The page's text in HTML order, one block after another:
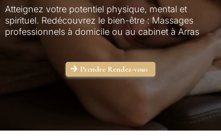
Atteignez votre potentiel physique, mental et
spirituel. Redécouvrez le bien-être : Massages
professionnels à domicile ou au cabinet à Arras
Prendre Rendez-vous